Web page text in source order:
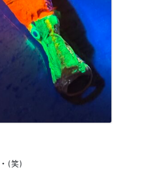
(笑)